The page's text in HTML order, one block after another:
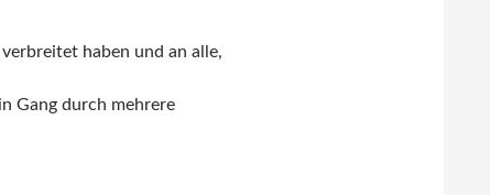
haben und an alle,
Gang durch mehrere